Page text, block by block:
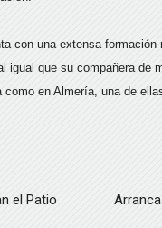
con una extensa
igual que su compañera de
en Almería, una de
el Patio